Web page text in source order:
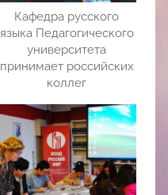
Кафедра русского
языка Педагогического
университета
принимает российских
коллег